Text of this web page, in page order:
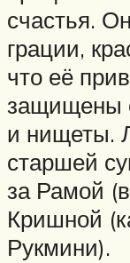
счастья.
грации,
что её
защищены
и нищеты.
старшей
за Рамой
Кришной
Рукмини).